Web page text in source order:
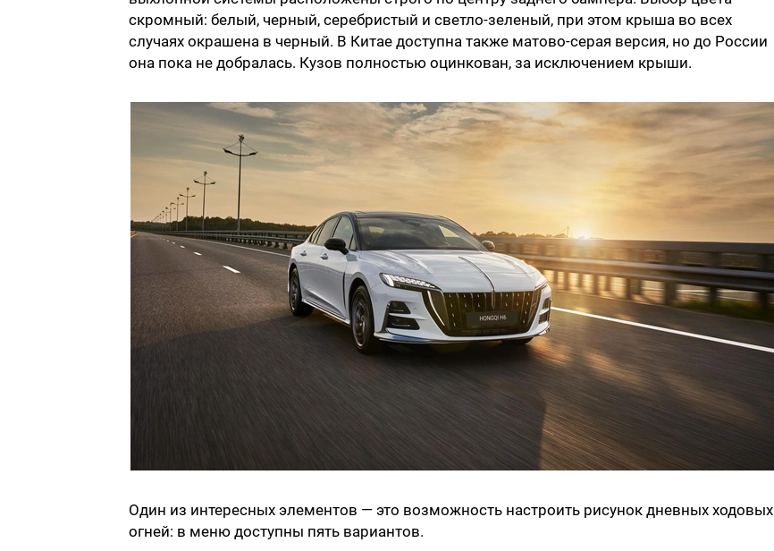
скромный: белый, черный, серебристый и светло-зеленый, при этом крыша во всех
случаях окрашена в черный. В Китае доступна также матово-серая версия, но до России
она пока не добралась. Кузов полностью оцинкован, за исключением крыши.
Один из интересных элементов — это возможность настроить рисунок дневных ходовых
огней: в меню доступны пять вариантов.